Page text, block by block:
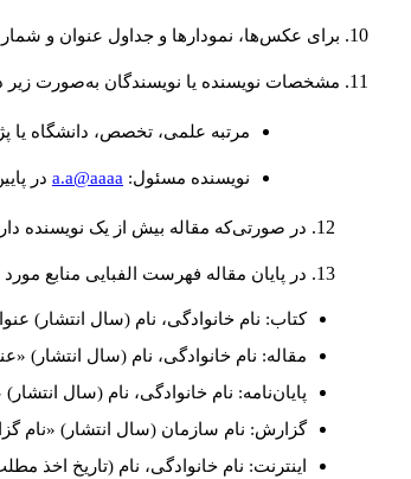
برای عکس‌ها، نمودارها و جداول عنوان و
مشخصات نویسنده یا نویسندگان به‌صورت
مرتبه علمی، تخصص، دانشگاه یا
نويسنده مسئول: a.a@aaaa در
در صورتی‌که مقاله بیش از یک نویسنده
در پایان مقاله فهرست الفبایی منابع
کتاب: نام خانوادگی، نام (سال انتشار)
مقاله: نام خانوادگی، نام (سال انتشار)
پایان‌نامه: نام خانوادگی، نام (سال
گزارش: نام سازمان (سال انتشار) «نام
اینترنت: نام خانوادگی، نام (تاریخ اخذ